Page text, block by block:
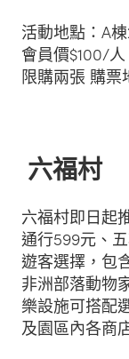
活動地點：A
會員價$100/
限購兩張 購票
六福村
六福村即日起
通行599元、
遊客選擇，包
非洲部落動物
樂設施可搭配
及園區內各商